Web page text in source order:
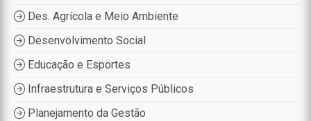
Des. Agrícola e Meio Ambiente
Desenvolvimento Social
Educação e Esportes
Infraestrutura e Serviços Públicos
Planejamento da Gestão